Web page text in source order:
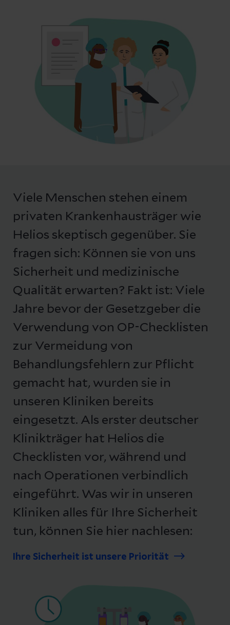
Viele Menschen stehen einem
privaten Krankenhausträger wie
Helios skeptisch gegenüber. Sie
fragen sich: Können sie von uns
Sicherheit und medizinische
Qualität erwarten? Fakt ist: Viele
Jahre bevor der Gesetzgeber die
Verwendung von OP-Checklisten
zur Vermeidung von
Behandlungsfehlern zur Pflicht
gemacht hat, wurden sie in
unseren Kliniken bereits
eingesetzt. Als erster deutscher
Klinikträger hat Helios die
Checklisten vor, während und
nach Operationen verbindlich
eingeführt. Was wir in unseren
Kliniken alles für Ihre Sicherheit
tun, können Sie hier nachlesen:
Ihre Sicherheit ist unsere Priorität